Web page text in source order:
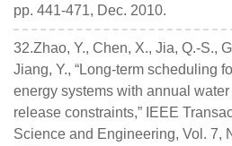
pp. 441-471, Dec. 2010.
32.Zhao, Y., Chen, X., Jia, Q.-S.,
Jiang, Y., “Long-term scheduling
energy systems with annual
release constraints,” IEEE
Science and Engineering, Vol. 7,